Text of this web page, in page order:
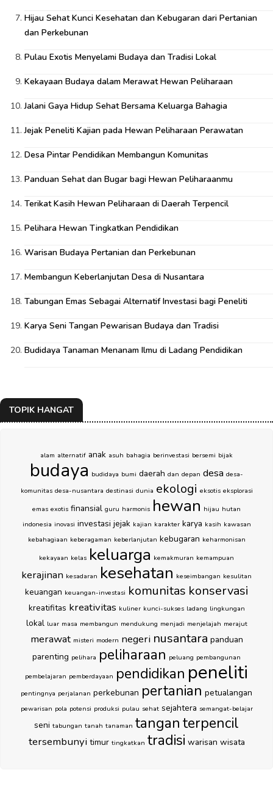
Hijau Sehat Kunci Kesehatan dan Kebugaran dari Pertanian
dan Perkebunan
Pulau Exotis Menyelami Budaya dan Tradisi Lokal
Kekayaan Budaya dalam Merawat Hewan Peliharaan
Jalani Gaya Hidup Sehat Bersama Keluarga Bahagia
Jejak Peneliti Kajian pada Hewan Peliharaan Perawatan
Desa Pintar Pendidikan Membangun Komunitas
Panduan Sehat dan Bugar bagi Hewan Peliharaanmu
Terikat Kasih Hewan Peliharaan di Daerah Terpencil
Pelihara Hewan Tingkatkan Pendidikan
Warisan Budaya Pertanian dan Perkebunan
Membangun Keberlanjutan Desa di Nusantara
Tabungan Emas Sebagai Alternatif Investasi bagi Peneliti
Karya Seni Tangan Pewarisan Budaya dan Tradisi
Budidaya Tanaman Menanam Ilmu di Ladang Pendidikan
TOPIK HANGAT
alam alternatif anak asuh bahagia berinvestasi bersemi bijak
budaya budidaya bumi daerah dan depan desa desa-
komunitas desa-nusantara destinasi dunia ekologi eksotis eksplorasi
emas exotis finansial guru harmonis hewan hijau hutan
indonesia inovasi investasi jejak kajian karakter karya kasih kawasan
kebahagiaan keberagaman keberlanjutan kebugaran keharmonisan
kekayaan kelas keluarga kemakmuran kemampuan
kerajinan kesadaran kesehatan keseimbangan kesulitan
keuangan keuangan-investasi komunitas konservasi
kreatifitas kreativitas kuliner kunci-sukses ladang lingkungan
lokal luar masa membangun mendukung menjadi menjelajah merajut
merawat misteri modern negeri nusantara panduan
parenting pelihara peliharaan peluang pembangunan
pembelajaran pemberdayaan pendidikan peneliti
pentingnya perjalanan perkebunan pertanian petualangan
pewarisan pola potensi produksi pulau sehat sejahtera semangat-belajar
seni tabungan tanah tanaman tanganterpencil
tersembunyi timur tingkatkan tradisi warisan wisata